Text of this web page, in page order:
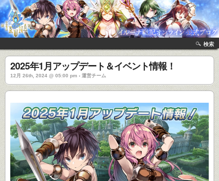
検索
2025年1月アップデート＆イベント情報！
12月 26th, 2024 @ 05:00 pm › 運営チーム